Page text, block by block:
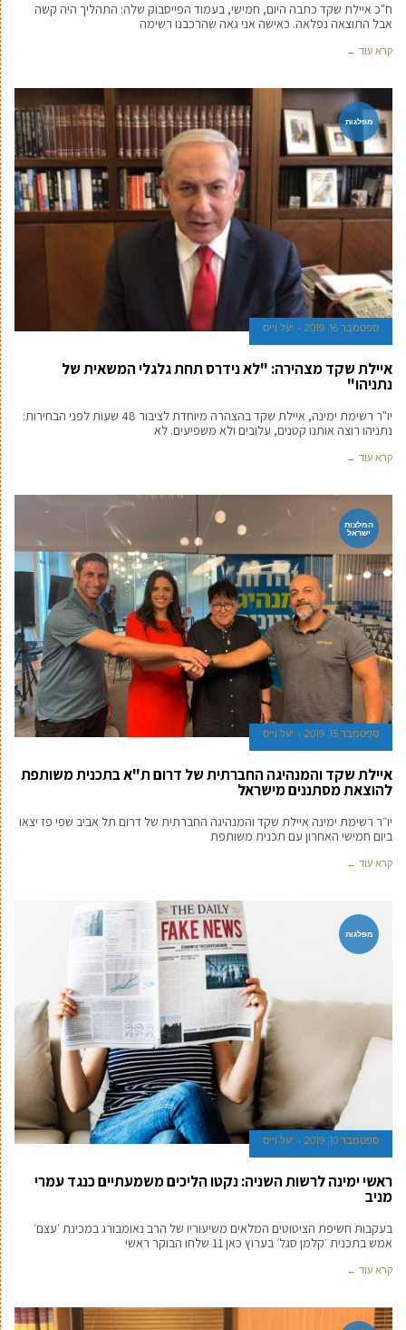
ח"כ איילת שקד כתבה היום, חמישי, בעמוד הפייסבוק שלה: התהליך היה קשה
אבל התוצאה נפלאה. כאישה אני גאה שהרכבנו רשימה
קרא עוד ←
מפלגות
ספטמבר 16, 2019 יעל וייס
איילת שקד מצהירה: "לא נידרס תחת גלגלי המשאית של
נתניהו"
יו"ר רשימת ימינה, איילת שקד בהצהרה מיוחדת לציבור 48 שעות לפני הבחירות:
נתניהו רוצה אותנו קטנים, עלובים ולא משפיעים. לא
קרא עוד ←
המלצות
ישראל
ספטמבר 15, 2019 יעל וייס
איילת שקד והמנהיגה החברתית של דרום ת"א בתכנית משותפת
להוצאת מסתננים מישראל
יו״ר רשימת ימינה איילת שקד והמנהיגה החברתית של דרום תל אביב שפי פז יצאו
ביום חמישי האחרון עם תכנית משותפת
קרא עוד ←
מפלגות
ספטמבר 10, 2019 יעל וייס
ראשי ימינה לרשות השניה: נקטו הליכים משמעתיים כנגד עמרי
מניב
בעקבות חשיפת הציטוטים המלאים משיעוריו של הרב נאומבורג במכינת ׳עצם׳
אמש בתכנית ׳קלמן סגל׳ בערוץ כאן 11 שלחו הבוקר ראשי
קרא עוד ←